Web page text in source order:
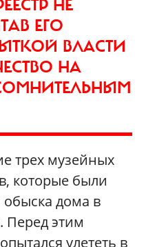
НЕ
ЕГО
ВЛАСТИ
НА
трех музейных
которые были
дома в
Перед этим
улететь в